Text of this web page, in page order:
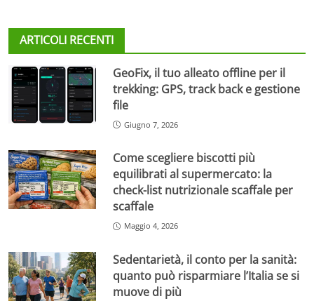
ARTICOLI RECENTI
GeoFix, il tuo alleato offline per il
trekking: GPS, track back e gestione
file
Giugno 7, 2026
Come scegliere biscotti più
equilibrati al supermercato: la
check-list nutrizionale scaffale per
scaffale
Maggio 4, 2026
Sedentarietà, il conto per la sanità:
quanto può risparmiare l’Italia se si
muove di più